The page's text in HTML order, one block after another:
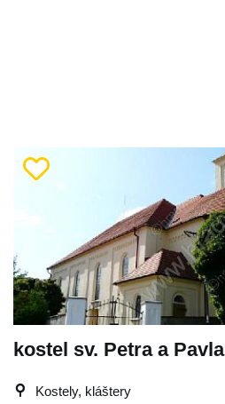
kostel sv. Petra a Pavla
Kostely, kláštery